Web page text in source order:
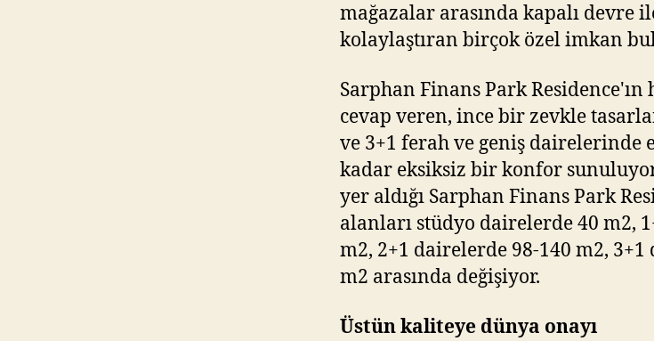
mağazalar arasında kapalı devre
kolaylaştıran birçok özel imkan
Sarphan Finans Park
cevap veren, ince bir zevkle
ve 3+1 ferah ve geniş dairelerinde
kadar eksiksiz bir konfor
yer aldığı Sarphan Finans Park
alanları stüdyo dairelerde 40 m2,
m2, 2+1 dairelerde 98-140 m2,
m2 arasında değişiyor.
Üstün kaliteye dünya onayı